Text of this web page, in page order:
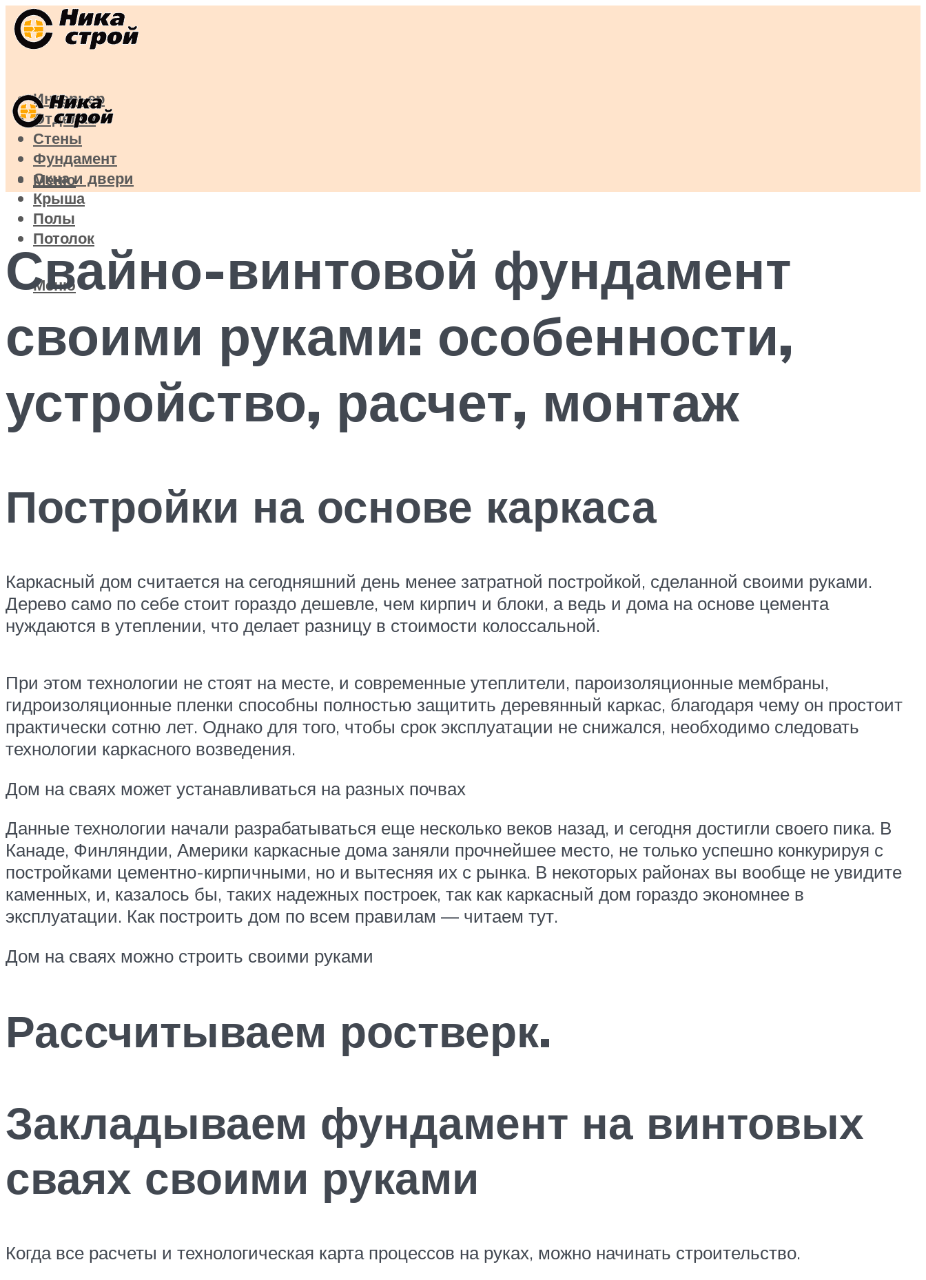
Интерьер
Отделка
Стены
Фундамент
Окна и двери
Крыша
Полы
Потолок
Меню
Меню
Свайно-винтовой фундамент
своими руками: особенности,
устройство, расчет, монтаж
Постройки на основе каркаса
Каркасный дом считается на сегодняшний день менее затратной постройкой, сделанной своими руками.
Дерево само по себе стоит гораздо дешевле, чем кирпич и блоки, а ведь и дома на основе цемента
нуждаются в утеплении, что делает разницу в стоимости колоссальной.
При этом технологии не стоят на месте, и современные утеплители, пароизоляционные мембраны,
гидроизоляционные пленки способны полностью защитить деревянный каркас, благодаря чему он простоит
практически сотню лет. Однако для того, чтобы срок эксплуатации не снижался, необходимо следовать
технологии каркасного возведения.
Дом на сваях может устанавливаться на разных почвах
Данные технологии начали разрабатываться еще несколько веков назад, и сегодня достигли своего пика. В
Канаде, Финляндии, Америки каркасные дома заняли прочнейшее место, не только успешно конкурируя с
постройками цементно-кирпичными, но и вытесняя их с рынка. В некоторых районах вы вообще не увидите
каменных, и, казалось бы, таких надежных построек, так как каркасный дом гораздо экономнее в
эксплуатации. Как построить дом по всем правилам — читаем тут.
Дом на сваях можно строить своими руками
Рассчитываем ростверк.
Закладываем фундамент на винтовых
сваях своими руками
Когда все расчеты и технологическая карта процессов на руках, можно начинать строительство.